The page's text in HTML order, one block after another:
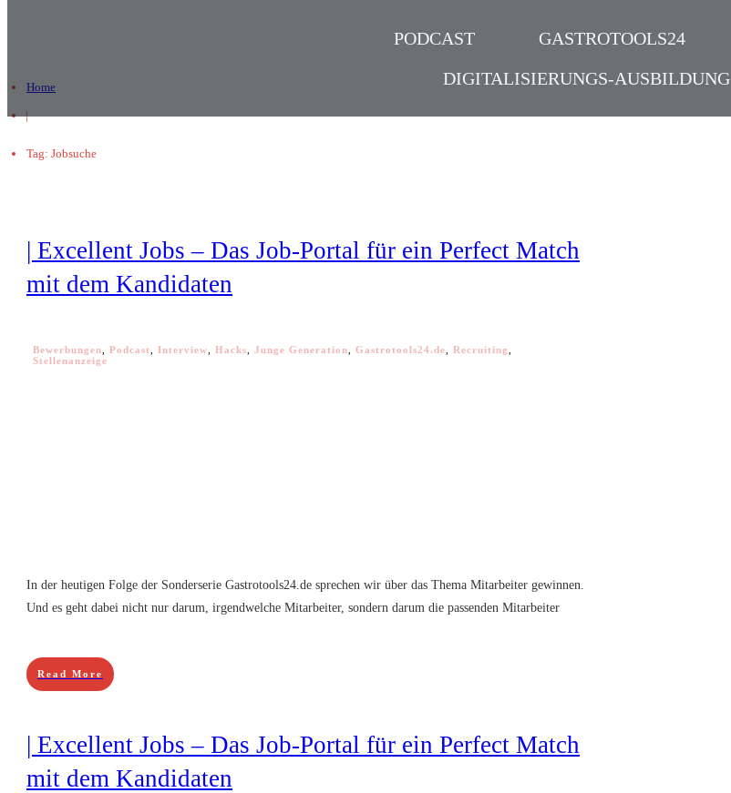
PODCAST GASTROTOOLS24
DIGITALISIERUNGS-AUSBILDUNG
Home
|
Tag: Jobsuche
| Excellent Jobs – Das Job-Portal für ein Perfect Match
mit dem Kandidaten
Bewerbungen Podcast Interview Hacks Junge Generation Gastrotools24.de Recruiting
Stellenanzeige
In der heutigen Folge der Sonderserie Gastrotools24.de sprechen wir über das Thema Mitarbeiter gewinnen.
Und es geht dabei nicht nur darum, irgendwelche Mitarbeiter, sondern darum die passenden Mitarbeiter
Read More
| Excellent Jobs – Das Job-Portal für ein Perfect Match
mit dem Kandidaten